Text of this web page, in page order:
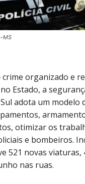
MS
organizado e
Estado, a
adota um modelo
otimizar os
e bombeiros.
521 novas viaturas,
nas ruas.